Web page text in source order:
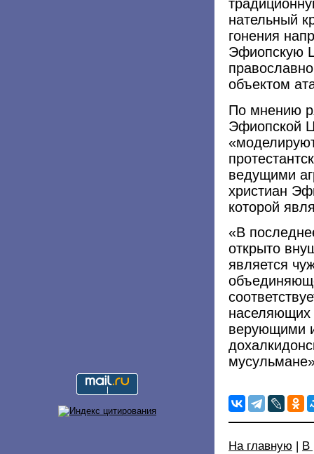
нательный
гонения
Эфиопскую
объектом
По мнению
Эфиопской
ведущими
христиан
которой
«В
открыто
является
верующими
На главную | В